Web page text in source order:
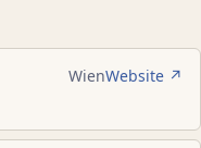
WienWebsite ↗